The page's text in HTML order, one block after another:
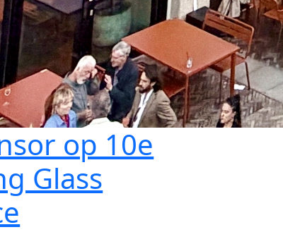
op 10e
Glass